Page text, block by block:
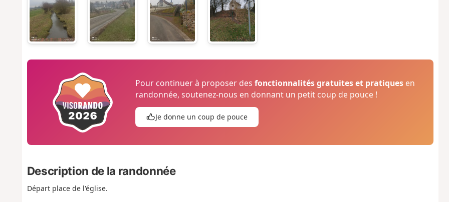
Pour continuer à proposer desfonctionnalités gratuites et pratiques en
randonnée, soutenez-nous en donnant un petit coup de pouce !
Je donne un coup de pouce
Description de la randonnée
Départ place de l'église.